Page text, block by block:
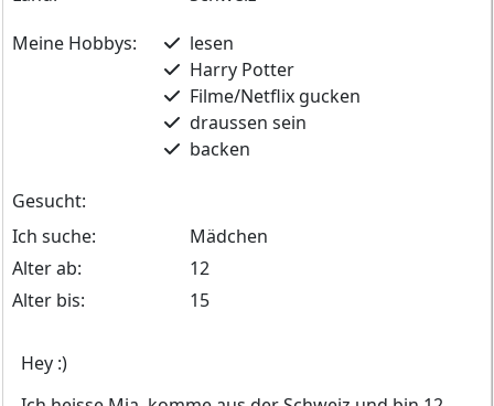
Meine Hobbys:
lesen
Harry Potter
Filme/Netflix gucken
draussen sein
backen
Gesucht:
Ich suche:
Mädchen
Alter ab:
12
Alter bis:
15
Hey :)